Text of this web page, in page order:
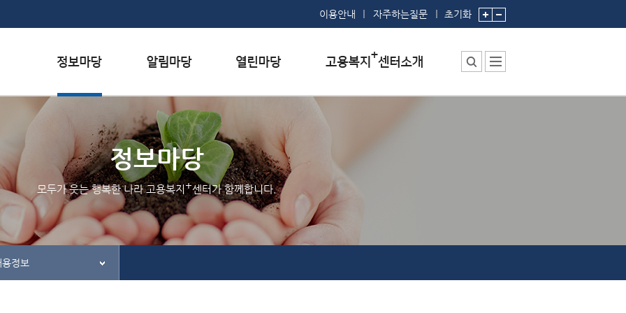
이용안내 자주하는질문 초기화
채용정보
인재정보
관련사이트
행사일정
공지사항
홍보/보도자료실
질문하기
칭찬하기
불친절 신고하기
부서 및 직원소개
시설안내
찾아오시는 길
정보마당
모두가 웃는 행복한 나라 고용복지+센터가 함께합니다.
정보